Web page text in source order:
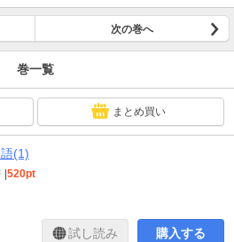
次の巻へ
巻一覧
まとめ買い
(1)
|520pt
試し読み 購入する